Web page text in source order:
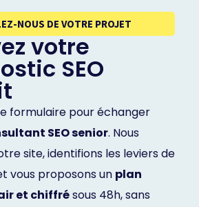
NOUS DE VOTRE PROJET
votre
SEO
formulaire pour échanger
SEO senior. Nous
site, identifions les leviers de
vous proposons un plan
et chiffrésous 48h, sans